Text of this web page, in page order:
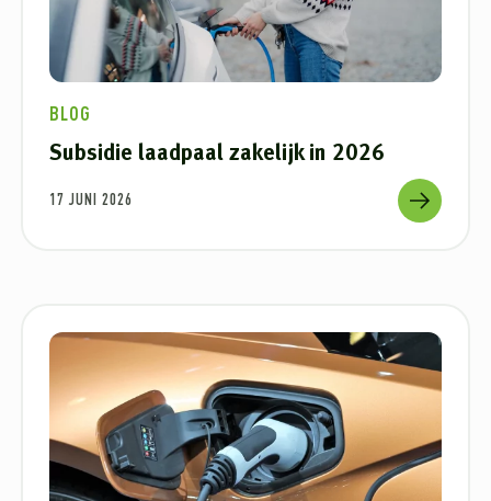
BLOG
Subsidie laadpaal zakelijk in 2026
17 JUNI 2026